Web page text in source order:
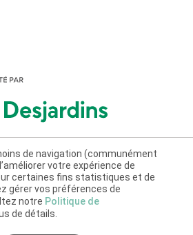
de navigation (communément
votre expérience de
certaines fins statistiques et de
gérer vos préférences de
notre Politique de
de détails.